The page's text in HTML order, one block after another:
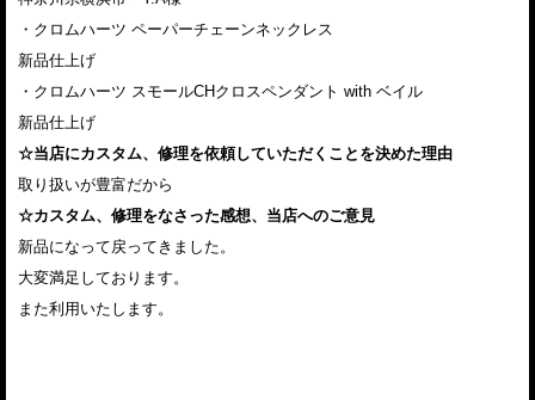
・クロムハーツ ペーパーチェーンネックレス
新品仕上げ
・クロムハーツ スモールCHクロスペンダント with ベイル
新品仕上げ
☆当店にカスタム、修理を依頼していただくことを決めた理由
取り扱いが豊富だから
☆カスタム、修理をなさった感想、当店へのご意見
新品になって戻ってきました。
大変満足しております。
また利用いたします。